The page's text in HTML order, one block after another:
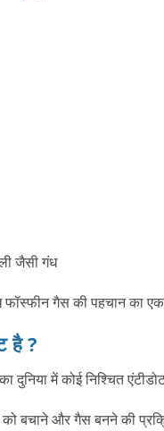
जैसी गंध
गैस की पहचान का एक
है ?
दुनिया में कोई निश्चित
बचाने और गैस बनने की